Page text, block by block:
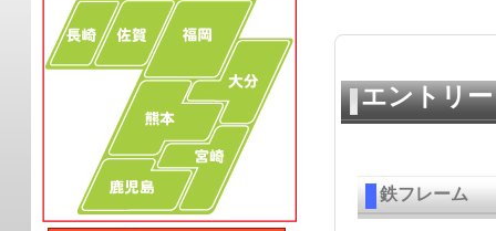
エントリ
鉄フレーム